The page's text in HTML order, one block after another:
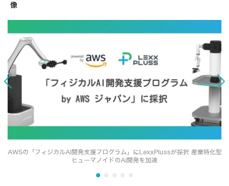
像
AWSの「フィジカルAI開発支援プログラム」にLexxPlussが採択 産業特化型
ヒューマノイドのAI開発を加速